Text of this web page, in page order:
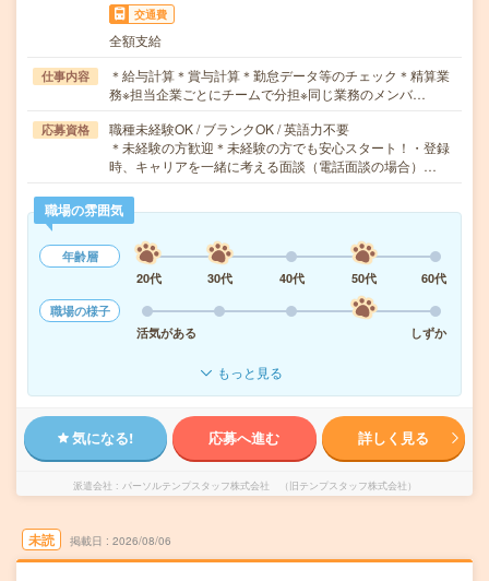
交通費
全額支給
仕事内容
＊給与計算＊賞与計算＊勤怠データ等のチェック＊精算業
務※担当企業ごとにチームで分担※同じ業務のメンバ…
応募資格
職種未経験OK / ブランクOK / 英語力不要
＊未経験の方歓迎＊未経験の方でも安心スタート！・登録
時、キャリアを一緒に考える面談（電話面談の場合）…
職場の雰囲気
年齢層
20代
30代 40代 50代
60代
職場の様子
活気がある
しずか
もっと見る
気になる! 応募へ進む 詳しく見る
派遣会社 パーソルテンプスタッフ株式会社 （旧テンプスタッフ株式会社）
未読 掲載日 2026/08/06